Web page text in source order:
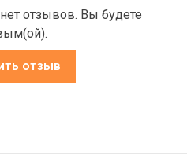
отзывов. Вы будете
отзыв